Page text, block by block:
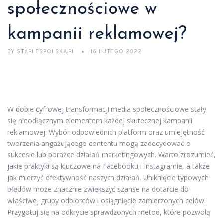
społecznościowe w
kampanii reklamowej?
BY STAPLESPOLSKA.PL 16 LUTEGO 2022
W dobie cyfrowej transformacji media społecznościowe stały
się nieodłącznym elementem każdej skutecznej kampanii
reklamowej. Wybór odpowiednich platform oraz umiejętność
tworzenia angażującego contentu mogą zadecydować o
sukcesie lub porażce działań marketingowych. Warto zrozumieć,
jakie praktyki są kluczowe na Facebooku i Instagramie, a także
jak mierzyć efektywność naszych działań. Uniknięcie typowych
błędów może znacznie zwiększyć szanse na dotarcie do
właściwej grupy odbiorców i osiągnięcie zamierzonych celów.
Przygotuj się na odkrycie sprawdzonych metod, które pozwolą